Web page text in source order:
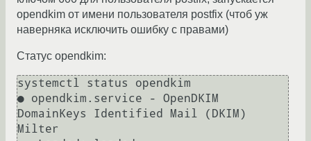
opendkim от имени пользователя postfix (чтоб уж
наверняка исключить ошибку с правами)
Статус opendkim:
systemctl status opendkim
● opendkim.service - OpenDKIM
DomainKeys Identified Mail (DKIM)
Milter